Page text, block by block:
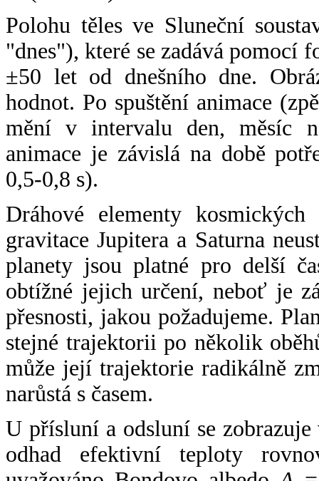
Polohu těles ve Sluneční
"dnes"), které se zadává pomocí
±50 let od dnešního dne.
hodnot. Po spuštění animace
mění v intervalu den, měsíc
animace je závislá na době
0,5-0,8 s).
Dráhové elementy
gravitace Jupitera a Saturna
planety jsou platné pro delší
obtížné jejich určení, neboť je
přesnosti, jakou požadujeme.
stejné trajektorii po několik
může její trajektorie radikálně
narůstá s časem.
U přísluní a odsluní se
odhad efektivní teploty